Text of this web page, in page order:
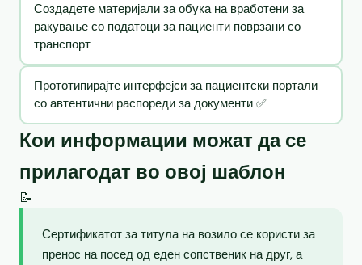
Создадете материјали за обука на вработени за
ракување со податоци за пациенти поврзани со
транспорт
Прототипирајте интерфејси за пациентски портали
со автентични распореди за документи ✅
Кои информации можат да се
прилагодат во овој шаблон
📝
Сертификатот за титула на возило се користи за
пренос на посед од еден сопственик на друг, а